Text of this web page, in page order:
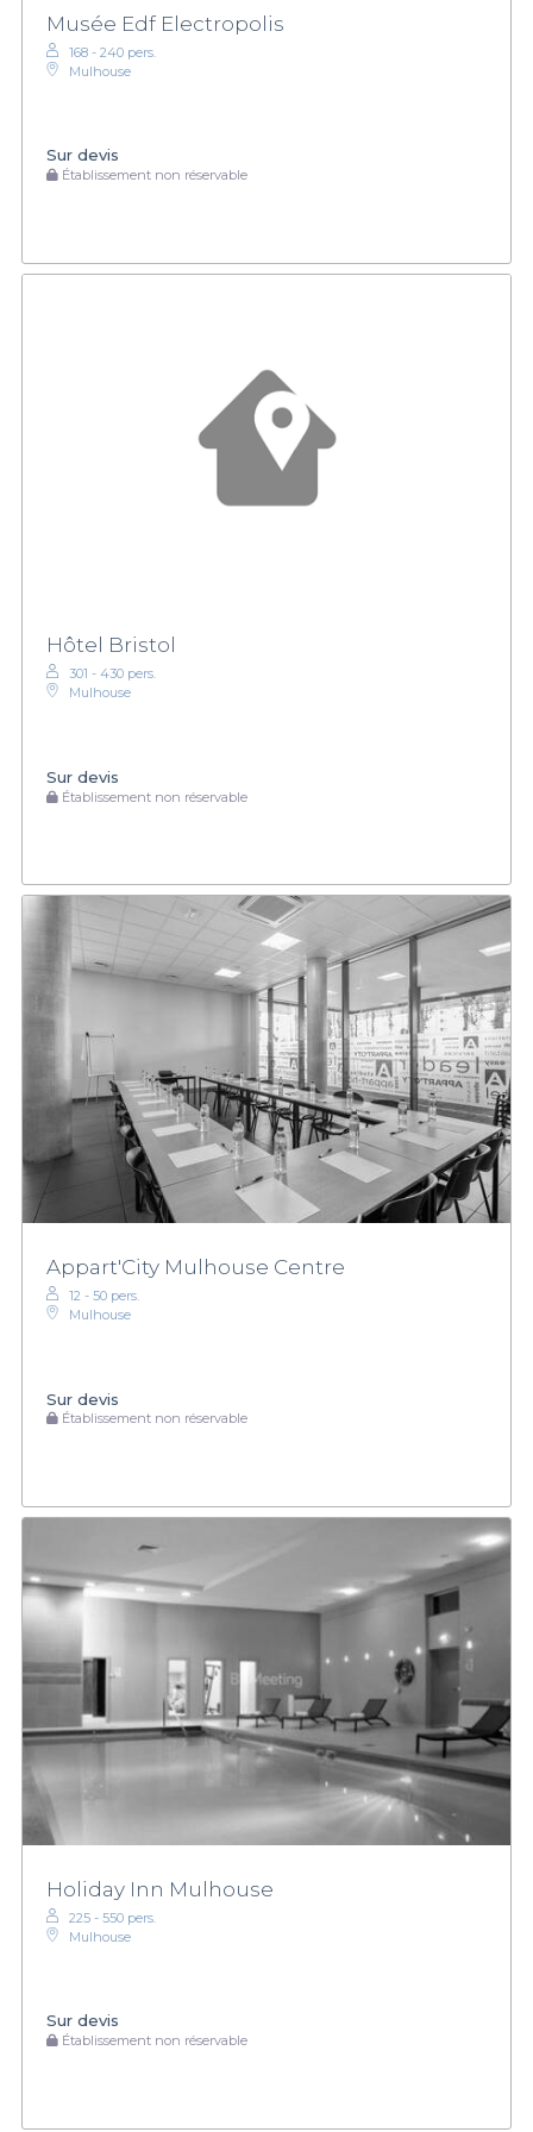
Musée Edf Electropolis
168 - 240 pers.
Mulhouse
Sur devis
Établissement non réservable
Hôtel Bristol
301 - 430 pers.
Mulhouse
Sur devis
Établissement non réservable
Appart'City Mulhouse Centre
12 - 50 pers.
Mulhouse
Sur devis
Établissement non réservable
Holiday Inn Mulhouse
225 - 550 pers.
Mulhouse
Sur devis
Établissement non réservable